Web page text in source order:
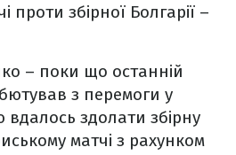
проти збірної Болгарії –
– поки що останній
з перемоги у
вдалось здолати збірну
матчі з рахунком